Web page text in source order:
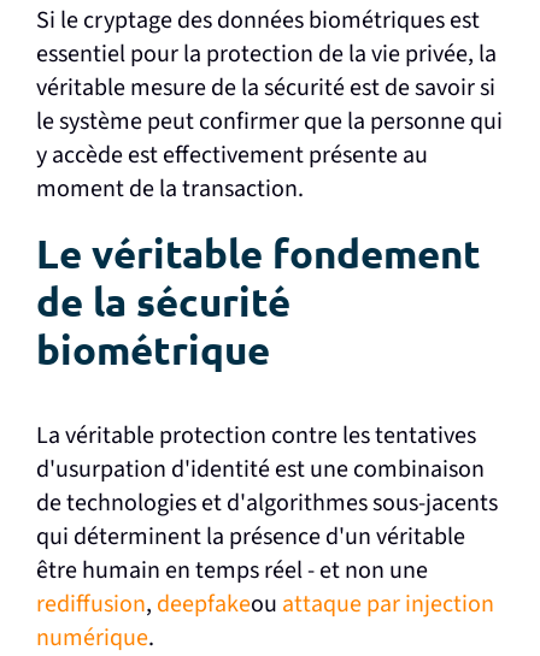
Si le cryptage des données biométriques est
essentiel pour la protection de la vie privée, la
véritable mesure de la sécurité est de savoir si
le système peut confirmer que la personne qui
y accède est effectivement présente au
moment de la transaction.
Le véritable fondement
de la sécurité
biométrique
La véritable protection contre les tentatives
d'usurpation d'identité est une combinaison
de technologies et d'algorithmes sous-jacents
qui déterminent la présence d'un véritable
être humain en temps réel - et non une
rediffusion, deepfakeou attaque par injection
numérique.